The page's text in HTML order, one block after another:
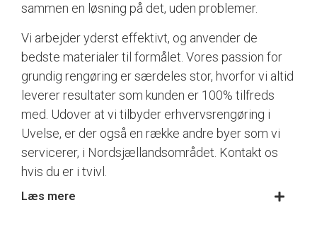
sammen en løsning på det, uden problemer.
Vi arbejder yderst effektivt, og anvender de
bedste materialer til formålet. Vores passion for
grundig rengøring er særdeles stor, hvorfor vi altid
leverer resultater som kunden er 100% tilfreds
med. Udover at vi tilbyder erhvervsrengøring i
Uvelse, er der også en række andre byer som vi
servicerer, i Nordsjællandsområdet. Kontakt os
hvis du er i tvivl.
Læs mere